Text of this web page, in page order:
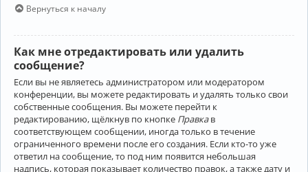
Вернуться к началу
Как мне отредактировать или удалить
сообщение?
Если вы не являетесь администратором или модератором
конференции, вы можете редактировать и удалять только свои
собственные сообщения. Вы можете перейти к
редактированию, щёлкнув по кнопке Правкав
соответствующем сообщении, иногда только в течение
ограниченного времени после его создания. Если кто-то уже
ответил на сообщение, то под ним появится небольшая
надпись, которая показывает количество правок, а также дату и